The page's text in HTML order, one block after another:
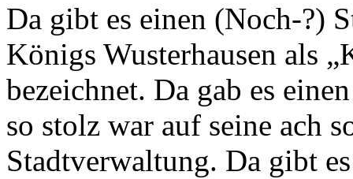
Da gibt es einen (Noch-?)
Königs Wusterhausen als
bezeichnet. Da gab es
so stolz war auf seine ach
Stadtverwaltung. Da gibt